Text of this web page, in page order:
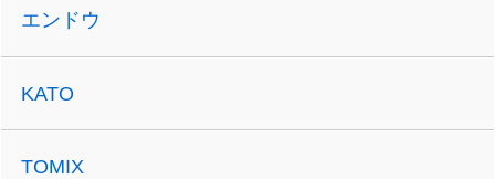
エンドウ
KATO
TOMIX